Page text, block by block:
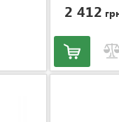
2 412